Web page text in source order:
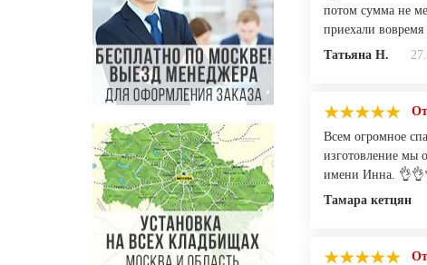
потом сумма не
приехали вовремя
Татьяна Н.
Всем огромное
изготовление мы
имени Инна.
Тамара кетцян